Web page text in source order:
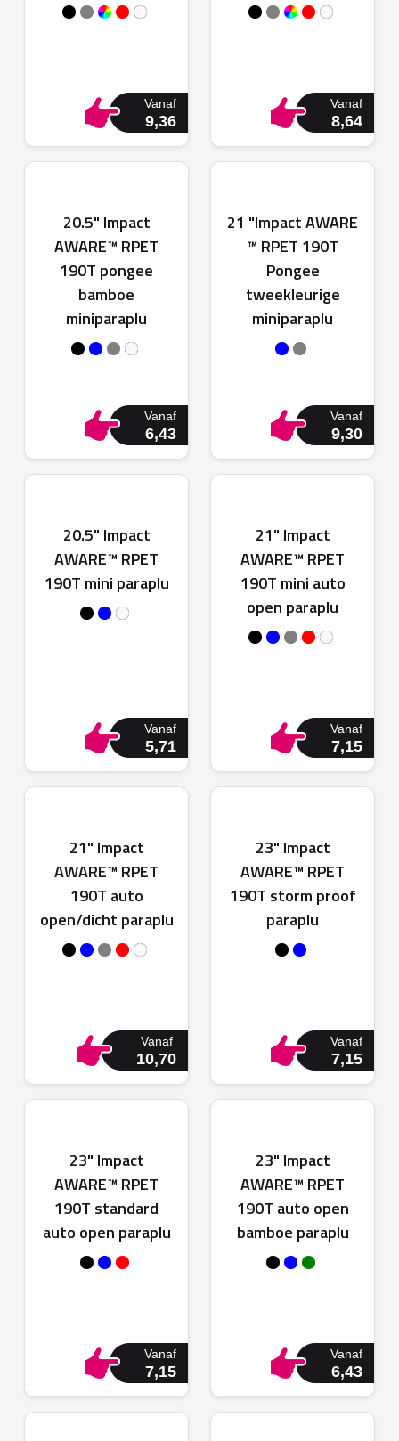
Vanaf
9,36
Vanaf
8,64
20.5" Impact
AWARE™ RPET
190T pongee
bamboe
miniparaplu
Vanaf
6,43
21 "Impact AWARE
™ RPET 190T
Pongee
tweekleurige
miniparaplu
Vanaf
9,30
20.5" Impact
AWARE™ RPET
190T mini paraplu
Vanaf
5,71
21" Impact
AWARE™ RPET
190T mini auto
open paraplu
Vanaf
7,15
21" Impact
AWARE™ RPET
190T auto
open/dicht paraplu
Vanaf
10,70
23" Impact
AWARE™ RPET
190T storm proof
paraplu
Vanaf
7,15
23" Impact
AWARE™ RPET
190T standard
auto open paraplu
Vanaf
7,15
23" Impact
AWARE™ RPET
190T auto open
bamboe paraplu
Vanaf
6,43